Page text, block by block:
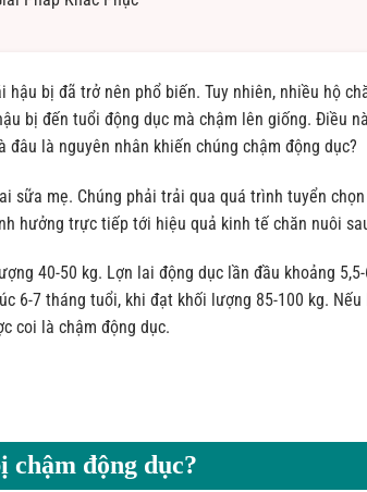
bị đã trở nên phổ biến. Tuy nhiên, nhiều hộ
bị đến tuổi động dục mà chậm lên giống. Điều
là nguyên nhân khiến chúng chậm động dục?
sữa mẹ. Chúng phải trải qua quá trình tuyển
hưởng trực tiếp tới hiệu quả kinh tế chăn nuôi
40-50 kg. Lợn lai động dục lần đầu khoảng 5,5-
6-7 tháng tuổi, khi đạt khối lượng 85-100 kg. Nếu
coi là chậm động dục.
chậm động dục?